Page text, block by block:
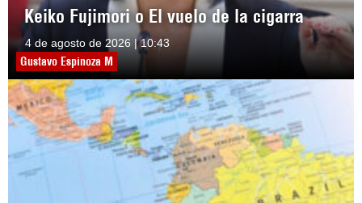
Keiko Fujimori o El vuelo de la cigarra
4 de agosto de 2026 | 10:43
Gustavo Espinoza M